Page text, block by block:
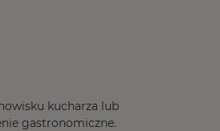
kucharza lub
gastronomiczne.